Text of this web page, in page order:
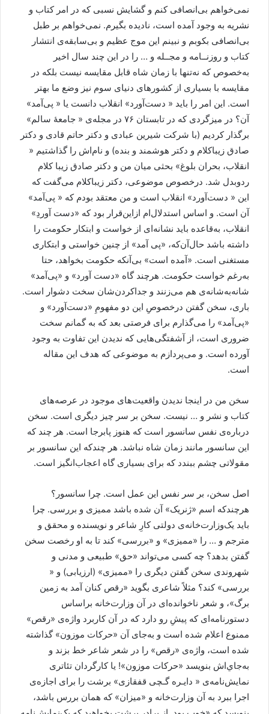
نمی‌خواهم بی‌انصافی کنم و گشايش نسبی که در امر کتاب و
نشريه به وجود آمده است، ناديده بگيرم. نمی‌خواهم بر طبل
بی‌انصافی بکوبم و نبينم اين موج عظيم و بی‌سابقه‌ی انتشار
کتاب و روزنــامه و مجــله و … را در اين چند سال اخير
به‌خصوص که نه‌تنها با زمان شاه قابل مقايسه نيست بلکه در
مقايسه با بسياری از کشورهای دنيای سوم نيز وضع ما بهتر
است. اين امر را بايد « دست‌آورد» انقلاب دانست يا « پی‌آمد»
آن؟ در ميزگردی که در تابستان ۷۶ در مجله‌ی « جامعۀ سالم»
برگذار کرديم (با شرکت شيرين عبادی و دکتر حاتم قادی و دکتر
صادق زيباکلام و دکتر هوشمند و بنده) و نام‌اش را گذاشتيم «
انقلاب، بحران بلوغ» بحثی ميان من و دکتر صادق زيبا کلام
ردوبدل شد. درخصوص موضوعی، دکتر زيباکلام می‌گفت که
اين « دست‌آورد» انقلاب است و من معتقد بودم که « پی‌آمد»
آن است. و اساس استدلال‌ام ازاين‌قرار بود که «دست آوردِ»
انقلاب، به‌قاعده بايد نشانه‌ای از خواست و ابتکار حکومت را
داشته باشد حال‌آن‌که، «پی آمد» از چنين خواستی و ابتکاری
مستغنی است. «آمده است» بی‌آنکه حکومت بخواهد، حتا
به‌رغم خواست حکومت. هرچند گاه «دست آورد» و «پی‌آمد»
شانه‌به‌شانه‌ی هم می‌زنند و جداکردن‌شان سخت دشوار است.
باری، سخن گفتن درخصوصِ اين دو مفهومِ «دست‌آورد» و
«پی‌آمد» را می‌گذارم برای فرصتی بعد که به گمانم سخت
ضروری است، از آشفتگی‌هايی که نديدن اين تفاوت به وجود
آورده است. و می‌پردازم به موضوعی که هدف اين مقاله
است.
سخن من در اينجا نديدن واقعيت‌های موجود در عرصه‌های
کتاب و نشر و … نيست. سخن بر سر چيز ديگری است. سخن
درباره‌ی نفس سانسور است که هنوز پابرجا است. هر چند که
اين سانسور مانند زمان شاه نباشد. هر چندکه اين سانسور بر
مقولاتی چشم ببندد که برای بسياری گاه اعجاب‌انگيز است.
اصل سخن، بر سر نفس اين عمل است. چرا سانسور؟
هرچندکه اسم «ژنريک» آن شده باشد مميزی و بررسی. چرا
بايد يک‌وزارت‌خانه‌ی دولتی کارِ شاعر و نويسنده و محقق و
مترجم و … را «مميزی» و «بررسی» کند تا به او رخصت سخن
گفتن بدهد؟ چه کسی می‌تواند «حق» طبيعی و مدنی و
شهروندی سخن گفتن ديگری را «مميزی» (ارزيابی) و «
بررسی» کند؟ مثلاً شاعری بگويد «رقص کنان آمد به زمين
برگ»، و شعر ناخوانده‌ای در آن وزارت‌خانه براساس
دستورنامه‌ای که پيشِ رو دارد که در آن کاربرد واژه‌ی «رقص»
ممنوع اعلام شده است و به‌جای آن «حرکات موزون» گذاشته
شده است، واژه‌ی «رقص» را در شعر شاعر خط بزند و
به‌جاي‌اش بنويسد «حرکات موزون»! يا کارگردان تئاتری
نمايش‌نامه‌ی « دايـره گـچی قفقازی» برشت را برای اجازه‌ی
اجرا ببرد به آن وزارت‌خانه و «ميزان» که همان بررس باشد،